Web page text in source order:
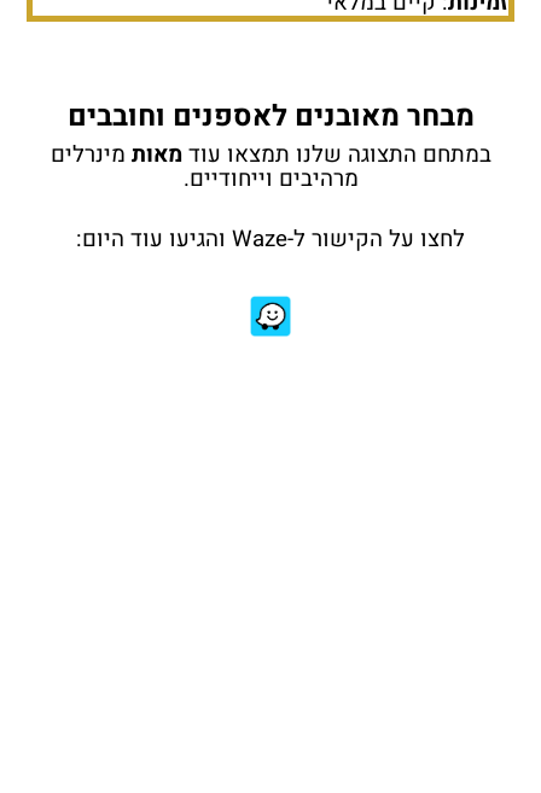
מבחר מאובנים לאספנים וחובבים
במתחם התצוגה שלנו תמצאו עודמאות מינרלים
מרהיבים וייחודיים.
לחצו על הקישור ל-Waze והגיעו עוד היום: